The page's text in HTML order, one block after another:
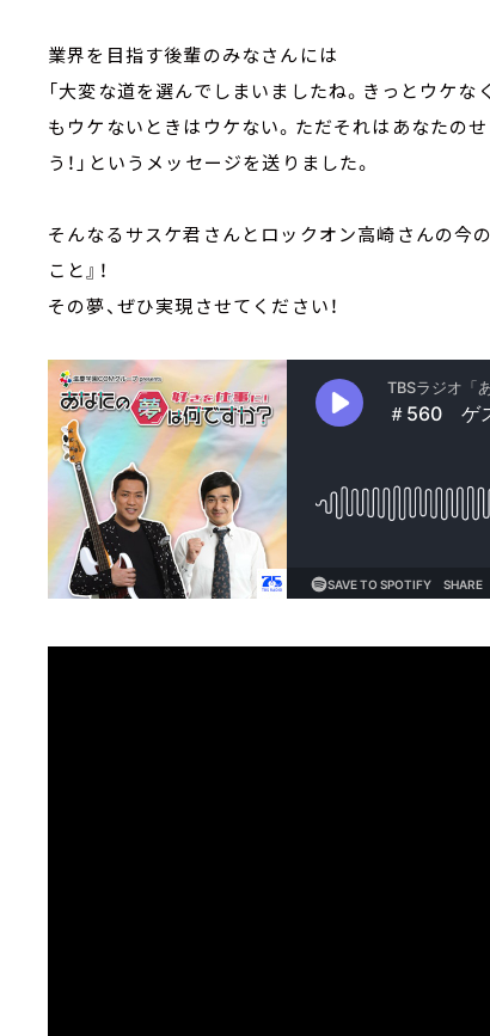
業界を目指す後輩のみなさんには
「大変な道を選んでしまいましたね。きっとウケ
もウケないときはウケない。ただそれはあなたの
う！」というメッセージを送りました。
そんなるサスケ君さんとロックオン高崎さんの今
こと』！
その夢、ぜひ実現させてください！